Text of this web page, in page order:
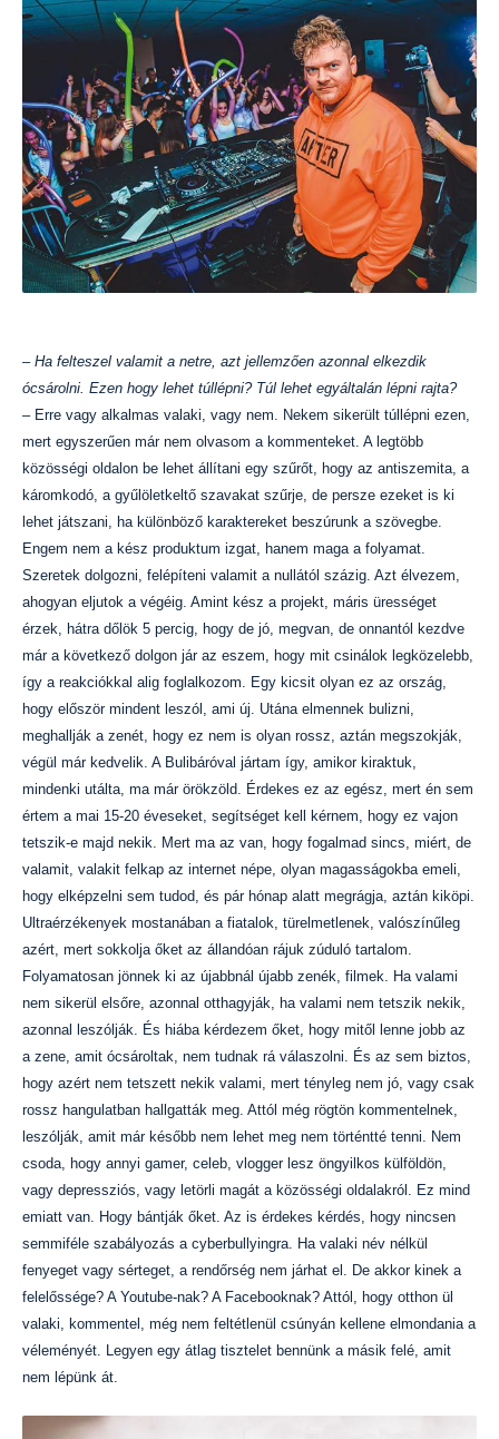
– Ha felteszel valamit a netre, azt jellemzően azonnal elkezdik
ócsárolni. Ezen hogy lehet túllépni? Túl lehet egyáltalán lépni rajta?
– Erre vagy alkalmas valaki, vagy nem. Nekem sikerült túllépni ezen,
mert egyszerűen már nem olvasom a kommenteket. A legtöbb
közösségi oldalon be lehet állítani egy szűrőt, hogy az antiszemita, a
káromkodó, a gyűlöletkeltő szavakat szűrje, de persze ezeket is ki
lehet játszani, ha különböző karaktereket beszúrunk a szövegbe.
Engem nem a kész produktum izgat, hanem maga a folyamat.
Szeretek dolgozni, felépíteni valamit a nullától százig. Azt élvezem,
ahogyan eljutok a végéig. Amint kész a projekt, máris ürességet
érzek, hátra dőlök 5 percig, hogy de jó, megvan, de onnantól kezdve
már a következő dolgon jár az eszem, hogy mit csinálok legközelebb,
így a reakciókkal alig foglalkozom. Egy kicsit olyan ez az ország,
hogy először mindent leszól, ami új. Utána elmennek bulizni,
meghallják a zenét, hogy ez nem is olyan rossz, aztán megszokják,
végül már kedvelik. A Bulibáróval jártam így, amikor kiraktuk,
mindenki utálta, ma már örökzöld. Érdekes ez az egész, mert én sem
értem a mai 15-20 éveseket, segítséget kell kérnem, hogy ez vajon
tetszik-e majd nekik. Mert ma az van, hogy fogalmad sincs, miért, de
valamit, valakit felkap az internet népe, olyan magasságokba emeli,
hogy elképzelni sem tudod, és pár hónap alatt megrágja, aztán kiköpi.
Ultraérzékenyek mostanában a fiatalok, türelmetlenek, valószínűleg
azért, mert sokkolja őket az állandóan rájuk zúduló tartalom.
Folyamatosan jönnek ki az újabbnál újabb zenék, filmek. Ha valami
nem sikerül elsőre, azonnal otthagyják, ha valami nem tetszik nekik,
azonnal leszólják. És hiába kérdezem őket, hogy mitől lenne jobb az
a zene, amit ócsároltak, nem tudnak rá válaszolni. És az sem biztos,
hogy azért nem tetszett nekik valami, mert tényleg nem jó, vagy csak
rossz hangulatban hallgatták meg. Attól még rögtön kommentelnek,
leszólják, amit már később nem lehet meg nem történtté tenni. Nem
csoda, hogy annyi gamer, celeb, vlogger lesz öngyilkos külföldön,
vagy depressziós, vagy letörli magát a közösségi oldalakról. Ez mind
emiatt van. Hogy bántják őket. Az is érdekes kérdés, hogy nincsen
semmiféle szabályozás a cyberbullyingra. Ha valaki név nélkül
fenyeget vagy sérteget, a rendőrség nem járhat el. De akkor kinek a
felelőssége? A Youtube-nak? A Facebooknak? Attól, hogy otthon ül
valaki, kommentel, még nem feltétlenül csúnyán kellene elmondania a
véleményét. Legyen egy átlag tisztelet bennünk a másik felé, amit
nem lépünk át.